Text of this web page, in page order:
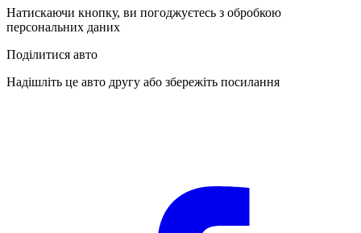
Натискаючи кнопку, ви погоджуєтесь з обробкою
персональних даних
Поділитися авто
Надішліть це авто другу або збережіть посилання